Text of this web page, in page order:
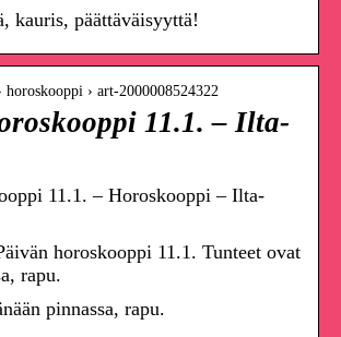
kauris, päättäväisyyttä!
› art-2000008524322
11.1. – Ilta-
11.1. – Horoskooppi – Ilta-
horoskooppi 11.1. Tunteet ovat
rapu.
pinnassa, rapu.